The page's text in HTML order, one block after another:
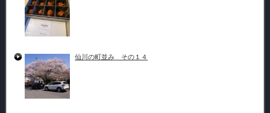
仙川の町並み その１４